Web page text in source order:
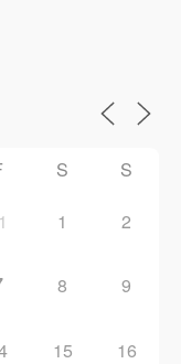
S S
1 2
8 9
15 16